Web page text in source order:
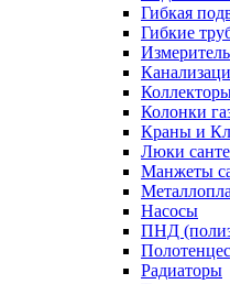
Гибкая
Гибкие
Колонки
Краны и
Люки
Манжеты
Насосы
ПНД
Радиаторы